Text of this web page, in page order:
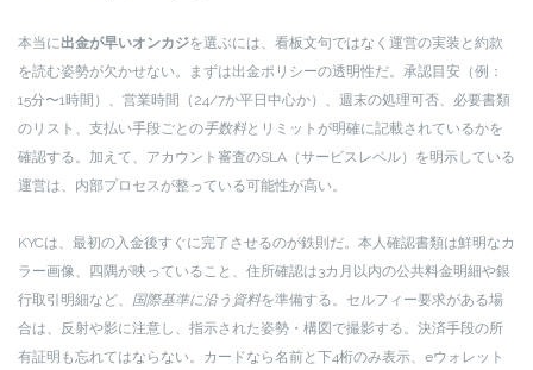
本当に出金が早いオンカジを選ぶには、看板文句ではなく運営の実装と約款
を読む姿勢が欠かせない。まずは出金ポリシーの透明性だ。承認目安（例：
15分〜1時間）、営業時間（24/7か平日中心か）、週末の処理可否、必要書類
のリスト、支払い手段ごとの手数料とリミットが明確に記載されているかを
確認する。加えて、アカウント審査のSLA（サービスレベル）を明示している
運営は、内部プロセスが整っている可能性が高い。
KYCは、最初の入金後すぐに完了させるのが鉄則だ。本人確認書類は鮮明なカ
ラー画像、四隅が映っていること、住所確認は3カ月以内の公共料金明細や銀
行取引明細など、 国際基準に沿う資料を準備する。セルフィー要求がある場
合は、反射や影に注意し、指示された姿勢・構図で撮影する。決済手段の所
有証明も忘れてはならない。カードなら名前と下4桁のみ表示、eウォレット